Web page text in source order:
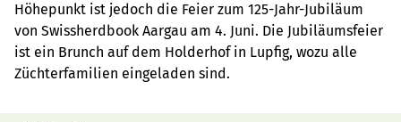
Höhepunkt ist jedoch die Feier zum 125-Jahr-Jubiläum
von Swissherdbook Aargau am 4. Juni. Die Jubiläumsfeier
ist ein Brunch auf dem Holderhof in Lupfig, wozu alle
Züchterfamilien eingeladen sind.